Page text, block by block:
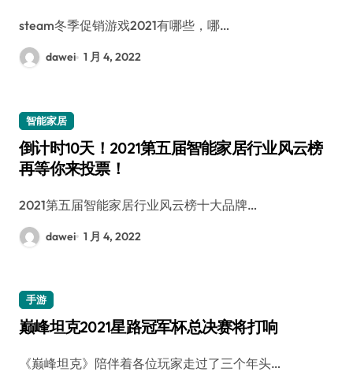
steam冬季促销游戏2021有哪些，哪…
dawei 1 月 4, 2022
智能家居
倒计时10天！2021第五届智能家居行业风云榜
再等你来投票！
2021第五届智能家居行业风云榜十大品牌…
dawei 1 月 4, 2022
手游
巅峰坦克2021星路冠军杯总决赛将打响
《巅峰坦克》陪伴着各位玩家走过了三个年头…